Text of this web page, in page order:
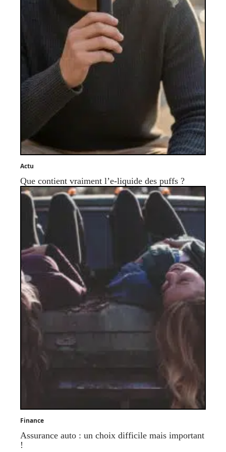
Actu
Que contient vraiment l’e-liquide des puffs ?
Finance
Assurance auto : un choix difficile mais important
!